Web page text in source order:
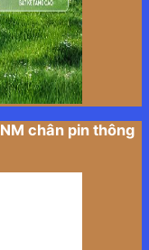
chân pin thông